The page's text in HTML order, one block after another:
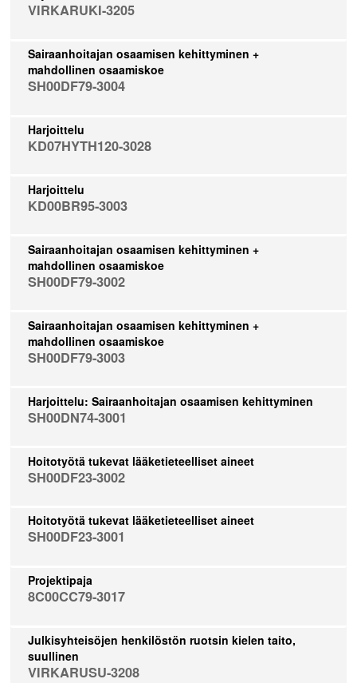
VIRKARUKI-3205
Sairaanhoitajan osaamisen kehittyminen +
mahdollinen osaamiskoe
SH00DF79-3004
Harjoittelu
KD07HYTH120-3028
Harjoittelu
KD00BR95-3003
Sairaanhoitajan osaamisen kehittyminen +
mahdollinen osaamiskoe
SH00DF79-3002
Sairaanhoitajan osaamisen kehittyminen +
mahdollinen osaamiskoe
SH00DF79-3003
Harjoittelu: Sairaanhoitajan osaamisen kehittyminen
SH00DN74-3001
Hoitotyötä tukevat lääketieteelliset aineet
SH00DF23-3002
Hoitotyötä tukevat lääketieteelliset aineet
SH00DF23-3001
Projektipaja
8C00CC79-3017
Julkisyhteisöjen henkilöstön ruotsin kielen taito,
suullinen
VIRKARUSU-3208